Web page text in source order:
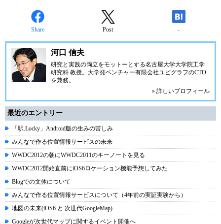
Share Post -
河口 信夫
研究と実践の両立をモットーとする名古屋大学大学院工学
研究科 教授。大学発ベンチャー有限会社ユビグラフのCTO
を兼務。
» 詳しいプロフィール
最近のエントリー
「駅.Locky」Android版の生みの苦しみ
みんなで作る位置情報サービスの未来
WWDC2012の朝にWWDC2011のキーノートを見る
WWDC2012開始直前にiOS6ロケーション機能予想してみた
Blogでの文体について
みんなで作る位置情報サービスについて（4年前の実証実験から）
地図の未来(iOS6 と 次世代GoogleMap)
Googleが次世代マップに関するイベント開催へ